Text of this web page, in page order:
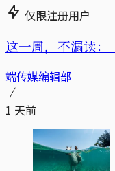
仅限注册用户
这一周，不漏读
端传媒编辑部
1 天前